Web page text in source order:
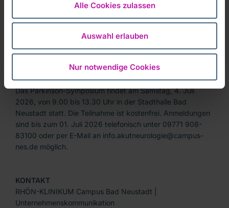
Alle Cookies zulassen
Auswahl erlauben
Nur notwendige Cookies
Im Anschluss an die Vorträge besteht Gelegenheit zum
stellen Selbsthilfegruppen der Caritas Bad Neustadt sowie
der Verein PingPongParkinson ihre Angebote vor.
Das Parkinson-Symposium findet am Samstag, 4. Juli
2026, von 9.00 bis 13.30 Uhr in der Stadthalle Bad
Neustadt statt. Die Teilnahme ist kostenfrei. Anmeldungen
sind bis zum 01. Juli 2026 telefonisch unter 09771 908-
83100 oder per E-Mail an info.akutneurologie@campus-
nes.de möglich.
KONTAKT
RHÖN-KLINIKUM Campus Bad Neustadt |
Unternehmenskommunikation